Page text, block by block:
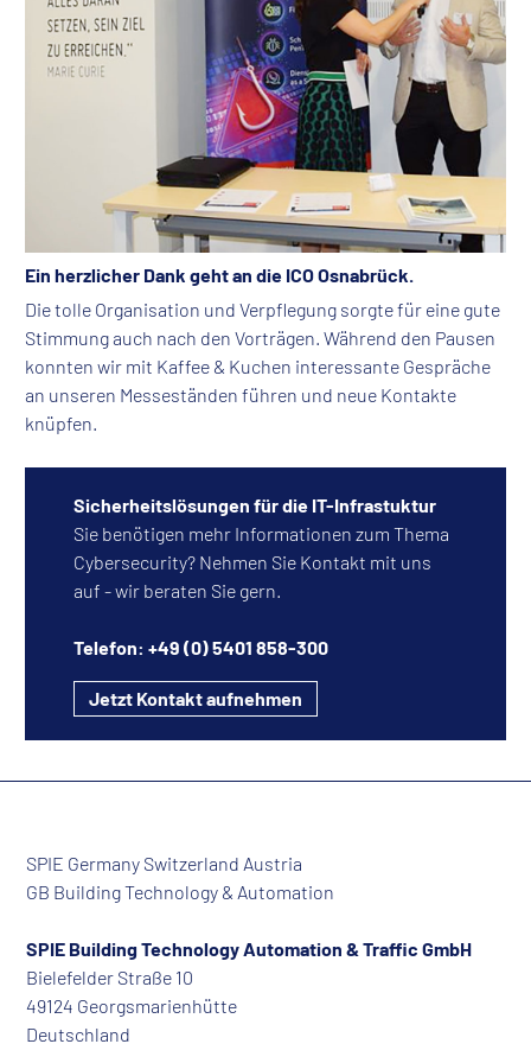
Ein herzlicher Dank geht an die ICO Osnabrück.
Die tolle Organisation und Verpflegung sorgte für eine gute
Stimmung auch nach den Vorträgen. Während den Pausen
konnten wir mit Kaffee & Kuchen interessante Gespräche
an unseren Messeständen führen und neue Kontakte
knüpfen.
Sicherheitslösungen für die IT-Infrastuktur
Sie benötigen mehr Informationen zum Thema
Cybersecurity? Nehmen Sie Kontakt mit uns
auf - wir beraten Sie gern.
Telefon: +49 (0) 5401 858-300
Jetzt Kontakt aufnehmen
SPIE Germany Switzerland Austria
GB Building Technology & Automation
SPIE Building Technology Automation & Traffic GmbH
Bielefelder Straße 10
49124 Georgsmarienhütte
Deutschland